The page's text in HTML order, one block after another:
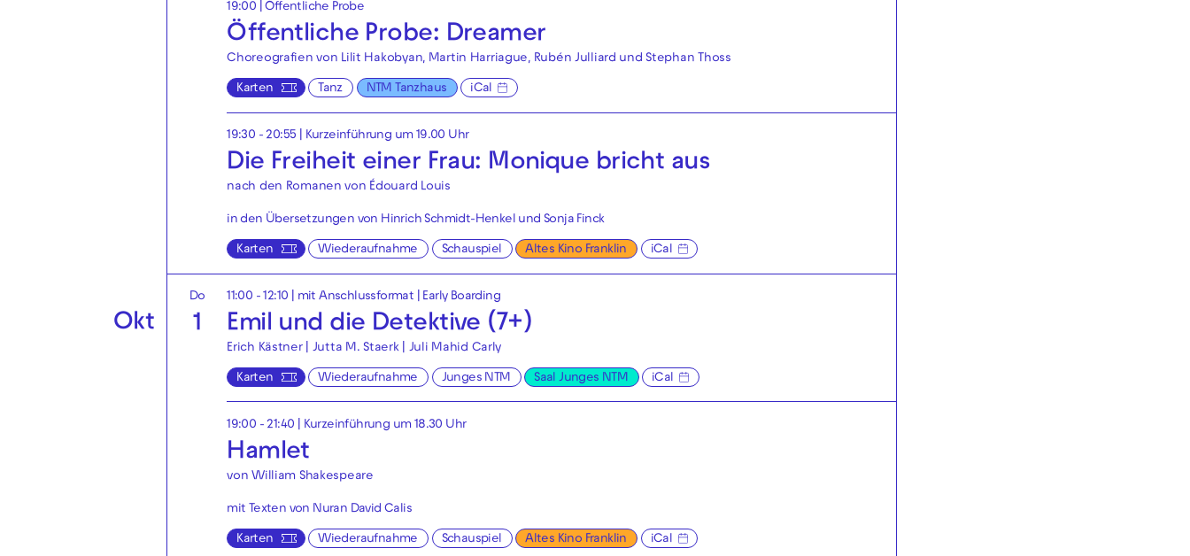
19:00 |Öffentliche Probe
Öffentliche Probe: Dreamer
Choreografien von Lilit Hakobyan, Martin Harriague, Rubén Julliard und Stephan Thoss
Karten Tanz NTM Tanzhaus iCal
19:30 - 20:55 | Kurzeinführung um 19.00 Uhr
Die Freiheit einer Frau: Monique bricht aus
nach den Romanen von Édouard Louis
in den Übersetzungen von Hinrich Schmidt-Henkel und Sonja Finck
Karten Wiederaufnahme Schauspiel Altes Kino Franklin iCal
Okt
Do
1
11:00 - 12:10 | mit Anschlussformat Early Boarding
Emil und die Detektive (7+)
Erich Kästner | Jutta M. Staerk | Juli Mahid Carly
Karten Wiederaufnahme Junges NTM Saal Junges NTM iCal
19:00 - 21:40 | Kurzeinführung um 18.30 Uhr
Hamlet
von William Shakespeare
mit Texten von Nuran David Calis
Karten Wiederaufnahme Schauspiel Altes Kino Franklin iCal